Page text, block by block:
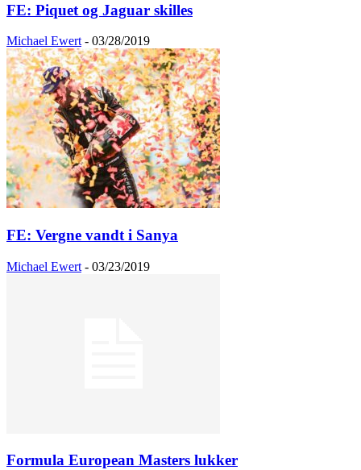
FE: Piquet og Jaguar skilles
Michael Ewert - 03/28/2019
FE: Vergne vandt i Sanya
Michael Ewert - 03/23/2019
Formula European Masters lukker